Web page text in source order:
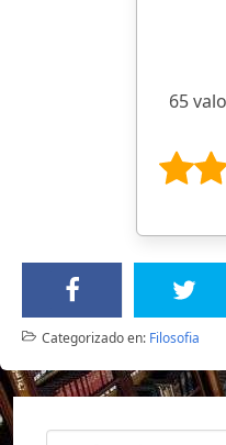
65
Categorizado en: Filosofia